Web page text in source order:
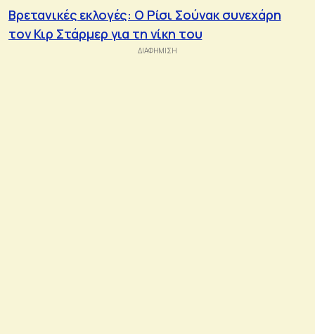
Βρετανικές εκλογές: Ο Ρίσι Σούνακ συνεχάρη
τον Κιρ Στάρμερ για τη νίκη του